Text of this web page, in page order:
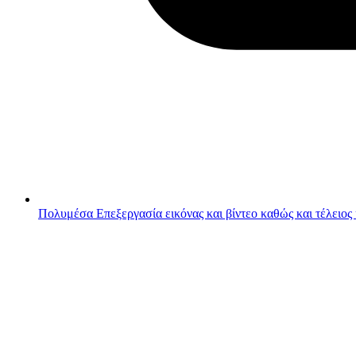
Πολυμέσα Επεξεργασία εικόνας και βίντεο καθώς και τέλειος